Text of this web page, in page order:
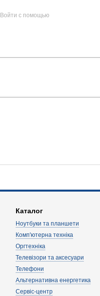
Войти с помощью
Каталог
Ноутбуки та планшети
Комп'ютерна техніка
Оргтехніка
Телевізори та аксесуари
Телефони
Альтернативна енергетика
Сервіс-центр